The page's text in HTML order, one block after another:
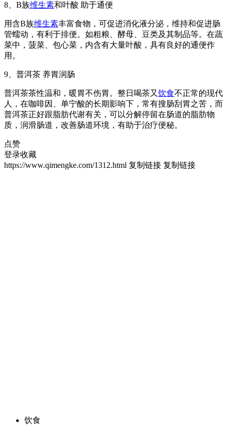
8、B族维生素和叶酸 助于通便
用含B族维生素丰富食物，可促进消化液分泌，维持和促进肠
管蠕动，有利于排便。如粗粮、酵母、豆类及其制品等。在蔬
菜中，菠菜、包心菜，内含有大量叶酸，具有良好的通便作
用。
9、普洱茶 养胃润肠
普洱茶茶性温和，暖胃不伤胃。整日喝茶又 饮食不正常的现代
人，在咖啡因、单宁酸的长期影响下，常有搜肠刮胃之苦，而
普洱茶正好跟脂肪代谢有关，可以分解停留在肠道的脂肪物
质，润滑肠道，改善肠道环境，有助于治疗便秘。
点赞
登录收藏
https://www.qimengke.com/1312.html 复制链接 复制链接
饮食